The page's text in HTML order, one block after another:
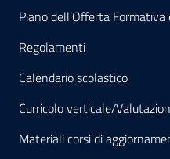
Piano dell’Offerta
Regolamenti
Calendario scolastico
Curricolo verticale/
Materiali corsi di